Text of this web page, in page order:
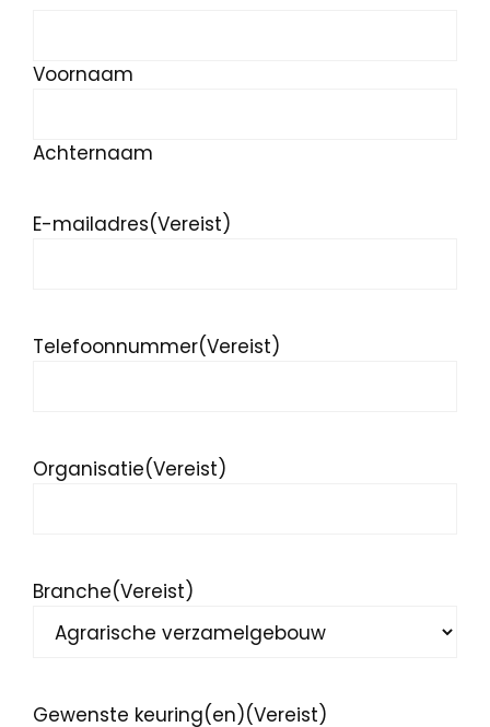
Voornaam
Achternaam
E-mailadres(Vereist)
Telefoonnummer(Vereist)
Organisatie(Vereist)
Branche(Vereist)
Gewenste keuring(en)(Vereist)